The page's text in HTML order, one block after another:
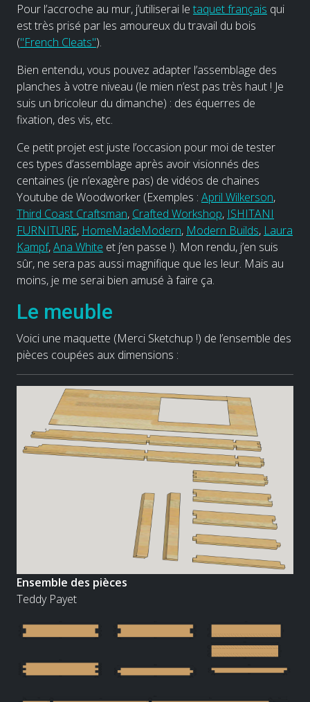
Pour l’accroche au mur, j’utiliserai le taquet français qui
est très prisé par les amoureux du travail du bois
("French Cleats").
Bien entendu, vous pouvez adapter l’assemblage des
planches à votre niveau (le mien n’est pas très haut ! Je
suis un bricoleur du dimanche) : des équerres de
fixation, des vis, etc.
Ce petit projet est juste l’occasion pour moi de tester
ces types d’assemblage après avoir visionnés des
centaines (je n’exagère pas) de vidéos de chaines
Youtube de Woodworker (Exemples : April Wilkerson,
Third Coast Craftsman, Crafted Workshop, ISHITANI
FURNITURE, HomeMadeModern, Modern Builds, Laura
Kampf,Ana White et j’en passe !). Mon rendu, j’en suis
sûr, ne sera pas aussi magnifique que les leur. Mais au
moins, je me serai bien amusé à faire ça.
Le meuble
Voici une maquette (Merci Sketchup !) de l’ensemble des
pièces coupées aux dimensions :
Ensemble des pièces
Teddy Payet